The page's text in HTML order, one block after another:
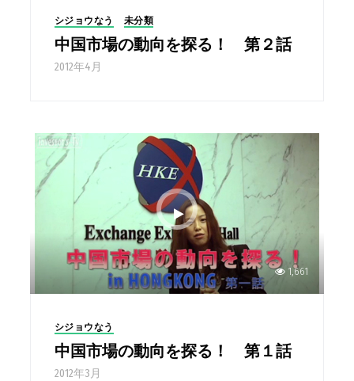
シジョウなう 未分類
中国市場の動向を探る！ 第２話
2012年4月
1,661
シジョウなう
中国市場の動向を探る！ 第１話
2012年3月